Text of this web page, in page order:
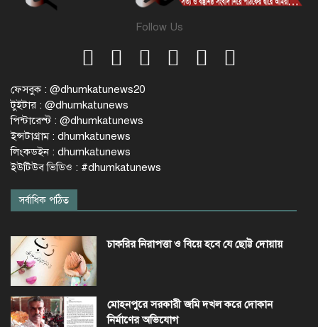
Follow Us
ফেসবুক : @dhumkatunews20
টুইটার : @dhumkatunews
পিন্টারেস্ট : @dhumkatunews
ইন্সটাগ্রাম : dhumkatunews
লিংকডইন : dhumkatunews
ইউটিউব ভিডিও : #dhumkatunews
সর্বাধিক পঠিত
চাকরির নিরাপত্তা ও বিয়ে হবে যে ছোট্ট দোয়ায়
মোহনপুরে সরকারী জমি দখল করে দোকান
নির্মাণের অভিযোগ